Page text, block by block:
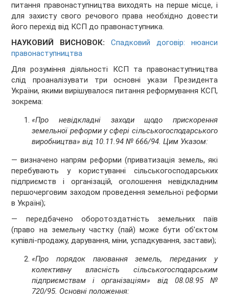
питання правонаступництва виходять на перше місце, і
для захисту свого речового права необхідно довести
його перехід від КСП до правонаступника.
НАУКОВИЙ ВИСНОВОК:
Спадковий договір: нюанси
правонаступництва
Для розуміння діяльності КСП та правонаступництва
слід проаналізувати три основні укази Президента
України, якими вирішувалося питання реформування КСП,
зокрема:
«Про невідкладні заходи щодо прискорення
земельної реформи у сфері сільськогосподарського
виробництва» від 10.11.94 № 666/94. Цим Указом:
— визначено напрям реформи (приватизація земель, які
перебувають у користуванні сільськогосподарських
підприємств і організацій, оголошення невідкладним
першочерговим заходом проведення земельної реформи
в Україні);
— передбачено оборотоздатність земельних паїв
(право на земельну частку (пай) може бути об’єктом
купівлі-продажу, дарування, міни, успадкування, застави);
«Про порядок паювання земель, переданих у
колективну власність сільськогосподарським
підприємствам і організаціям» від 08.08.95 №
720/95. Основні положення: